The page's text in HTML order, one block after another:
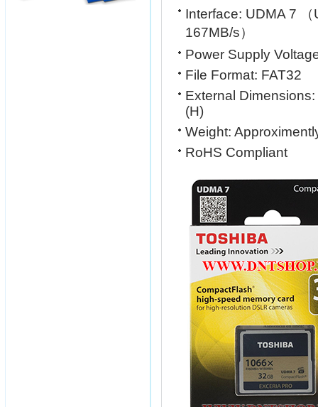
Interface: UDMA 7
167MB/s）
Power Supply
File Format: FAT32
External
(H)
Weight:
RoHS Compliant